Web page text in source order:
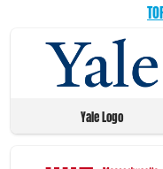
Yale Logo